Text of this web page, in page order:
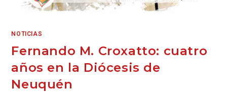
NOTICIAS
Fernando M. Croxatto: cuatro
años en la Diócesis de
Neuquén